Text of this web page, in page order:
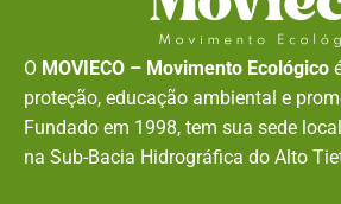
O MOVIECO – Movimento Ecológico
proteção, educação ambiental e
Fundado em 1998, tem sua sede
na Sub-Bacia Hidrográfica do Alto